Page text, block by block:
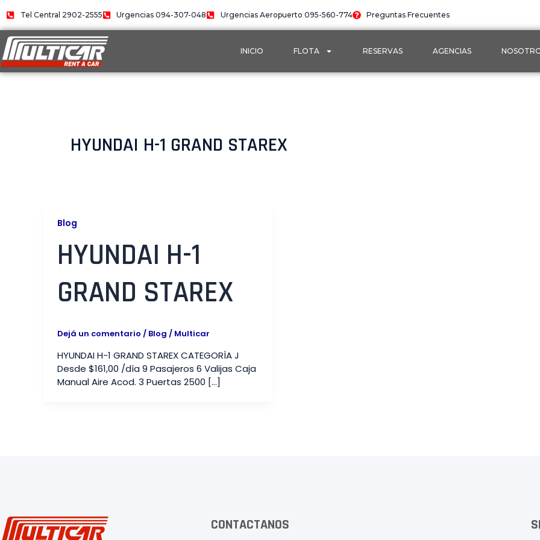
al
contenido
Tel Central 2902-2555 Urgencias 094-307-048 Urgencias Aeropuerto 095-560-774 Preguntas Frecuentes
INICIO FLOTA RESERVAS AGENCIAS
HYUNDAI H-1 GRAND STAREX​
Blog
HYUNDAI H-1
GRAND STAREX​
Dejá un comentario / Blog / Multicar
HYUNDAI H-1 GRAND STAREX CATEGORÍA J
Desde $161,00 /día 9 Pasajeros 6 Valijas Caja
Manual Aire Acod. 3 Puertas 2500 […]
CONTACTANOS